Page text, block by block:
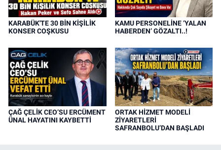
KARABÜK'TE 30 BİN KİŞİLİK
KONSER COŞKUSU
KAMU PERSONELİNE ‘YALAN
HABERDEN’ GÖZALTI..!
ÇAĞ ÇELİK CEO’SU ERCÜMENT
ÜNAL HAYATINI KAYBETTİ
ORTAK HİZMET MODELİ
ZİYARETLERİ
SAFRANBOLU’DAN BAŞLADI